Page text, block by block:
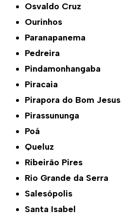
Osvaldo Cruz
Ourinhos
Paranapanema
Pedreira
Pindamonhangaba
Piracaia
Pirapora do Bom Jesus
Pirassununga
Poá
Queluz
Ribeirão Pires
Rio Grande da Serra
Salesópolis
Santa Isabel